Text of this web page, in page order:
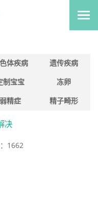
体疾病
遗传疾病
制宝宝
冻卵
弱精症 精子畸形
决
1662